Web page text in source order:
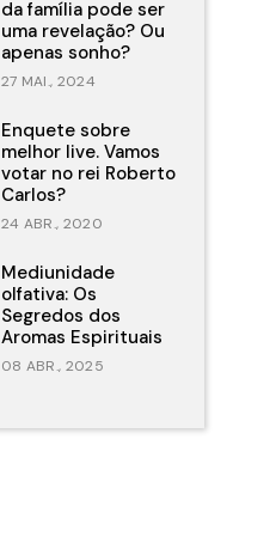
da família pode ser
uma revelação? Ou
apenas sonho?
27 MAI., 2024
Enquete sobre
melhor live. Vamos
votar no rei Roberto
Carlos?
24 ABR., 2020
Mediunidade
olfativa: Os
Segredos dos
Aromas Espirituais
08 ABR., 2025